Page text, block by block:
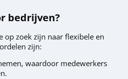
bedrijven?
op zoek zijn naar flexibele en
zijn:
waardoor medewerkers